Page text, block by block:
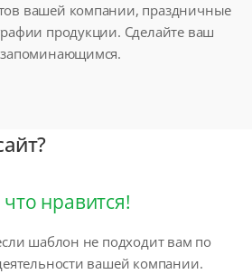
вашей компании, праздничные
продукции. Сделайте ваш
нравится!
шаблон не подходит вам по
вашей компании.